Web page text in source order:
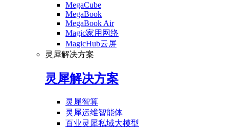
MegaCube
MegaBook
MegaBook Air
Magic家用网络
MagicHub云屏
灵犀解决方案
灵犀解决方案
灵犀智算
灵犀运维智能体
百业灵犀私域大模型